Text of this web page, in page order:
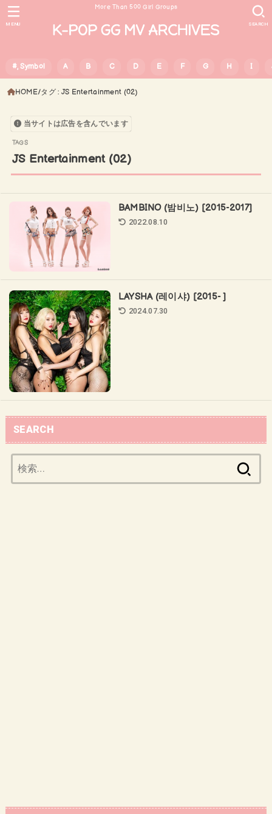
More Than 500 Girl Groups
#, Symbol A B C D E F G H I
SEARCH
MENU
HOME タグ : JS Entertainment (02)
当サイトは広告を含んでいます
JS Entertainment (02)
BAMBINO (밤비노) [2015-2017]
2022.08.10
LAYSHA (레이샤) [2015- ]
2024.07.30
SEARCH
索: